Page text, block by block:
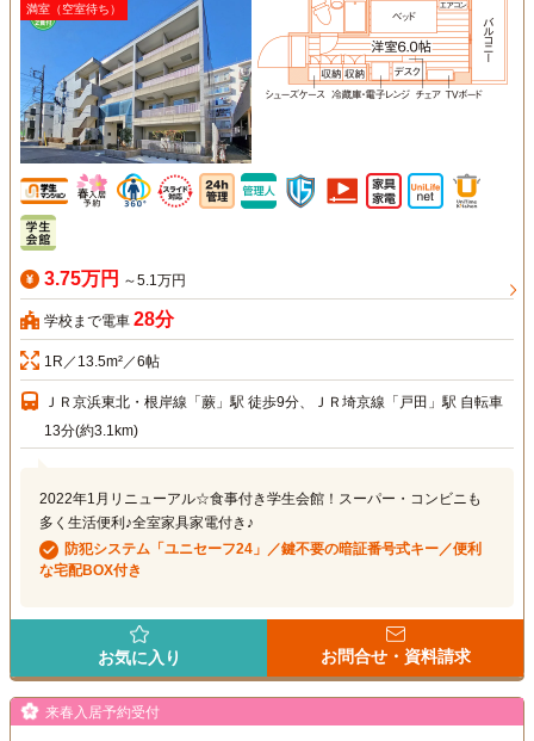
満室（空室待ち）
3.75万円 ～5.1万円
学校まで電車 28分
1R／13.5m²／6帖
ＪＲ京浜東北・根岸線「蕨」駅 徒歩9分、ＪＲ埼京線「戸田」駅 自転車
13分(約3.1km)
2022年1月リニューアル☆食事付き学生会館！スーパー・コンビニも
多く生活便利♪全室家具家電付き♪
防犯システム「ユニセーフ24」／鍵不要の暗証番号式キー／便利
な宅配BOX付き
お気に入り お問合せ・資料請求
来春入居予約受付